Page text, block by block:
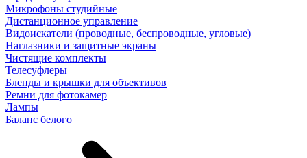
Микрофоны студийные
Дистанционное управление
Видоискатели (проводные, беспроводные, угловые)
Наглазники и защитные экраны
Чистящие комплекты
Телесуфлеры
Бленды и крышки для объективов
Ремни для фотокамер
Лампы
Баланс белого